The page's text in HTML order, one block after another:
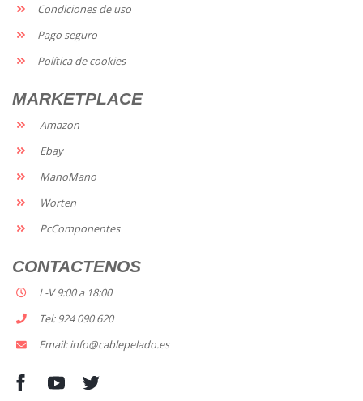
Condiciones de uso
Pago seguro
Política de cookies
MARKETPLACE
Amazon
Ebay
ManoMano
Worten
PcComponentes
CONTACTENOS
L-V 9:00 a 18:00
Tel: 924 090 620
Email: info@cablepelado.es